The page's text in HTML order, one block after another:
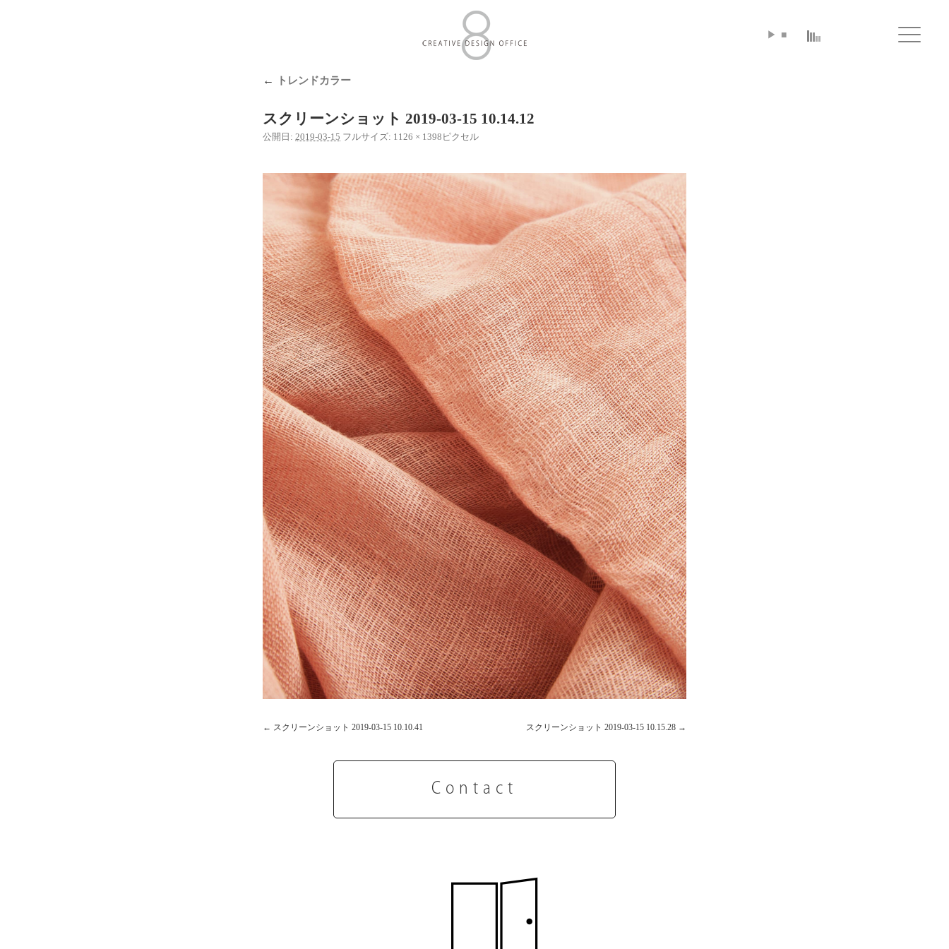
Click
▶ ■
← トレンドカラー
スクリーンショット 2019-03-15 10.14.12
公開日: 2019-03-15 フルサイズ: 1126 × 1398 ピクセル
スクリーンショット 2019-03-15 10.10.41 スクリーンショット 2019-03-15 10.15.28
Contact